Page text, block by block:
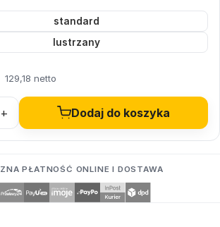
standard
lustrzany
129,18 netto
+ Dodaj do koszyka
PŁATNOŚĆ ONLINE I DOSTAWA